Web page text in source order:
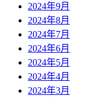
2024年9月
2024年8月
2024年7月
2024年6月
2024年5月
2024年4月
2024年3月